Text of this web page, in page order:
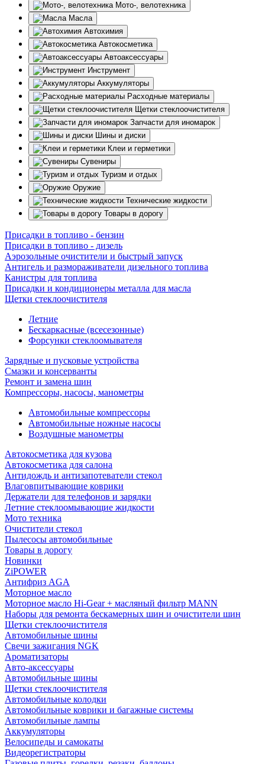
Мото-, велотехника
Масла
Автохимия
Автокосметика
Автоаксессуары
Инструмент
Аккумуляторы
Расходные материалы
Щетки стеклоочистителя
Запчасти для иномарок
Шины и диски
Клеи и герметики
Сувениры
Туризм и отдых
Оружие
Технические жидкости
Товары в дорогу
Присадки в топливо - бензин
Присадки в топливо - дизель
Аэрозольные очистители и быстрый запуск
Антигель и размораживатели дизельного топлива
Канистры для топлива
Присадки и кондиционеры металла для масла
Щетки стеклоочистителя
Летние
Бескаркасные (всесезонные)
Форсунки стеклоомывателя
Зарядные и пусковые устройства
Смазки и консерванты
Ремонт и замена шин
Компрессоры, насосы, манометры
Автомобильные компрессоры
Автомобильные ножные насосы
Воздушные манометры
Автокосметика для кузова
Автокосметика для салона
Антидождь и антизапотеватели стекол
Влаговпитывающие коврики
Держатели для телефонов и зарядки
Летние стеклоомывающие жидкости
Мото техника
Очистители стекол
Пылесосы автомобильные
Товары в дорогу
Новинки
ZiPOWER
Антифриз AGA
Моторное масло
Моторное масло Hi-Gear + масляный фильтр MANN
Наборы для ремонта бескамерных шин и очистители шин
Щетки стеклоочистителя
Автомобильные шины
Свечи зажигания NGK
Ароматизаторы
Авто-аксессуары
Автомобильные шины
Щетки стеклоочистителя
Автомобильные колодки
Автомобильные коврики и багажные системы
Автомобильные лампы
Аккумуляторы
Велосипеды и самокаты
Видеорегистраторы